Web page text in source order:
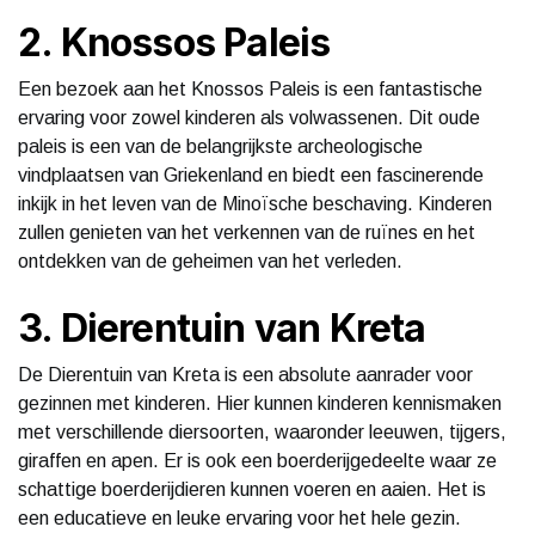
2. Knossos Paleis
Een bezoek aan het Knossos Paleis is een fantastische
ervaring voor zowel kinderen als volwassenen. Dit oude
paleis is een van de belangrijkste archeologische
vindplaatsen van Griekenland en biedt een fascinerende
inkijk in het leven van de Minoïsche beschaving. Kinderen
zullen genieten van het verkennen van de ruïnes en het
ontdekken van de geheimen van het verleden.
3. Dierentuin van Kreta
De Dierentuin van Kreta is een absolute aanrader voor
gezinnen met kinderen. Hier kunnen kinderen kennismaken
met verschillende diersoorten, waaronder leeuwen, tijgers,
giraffen en apen. Er is ook een boerderijgedeelte waar ze
schattige boerderijdieren kunnen voeren en aaien. Het is
een educatieve en leuke ervaring voor het hele gezin.